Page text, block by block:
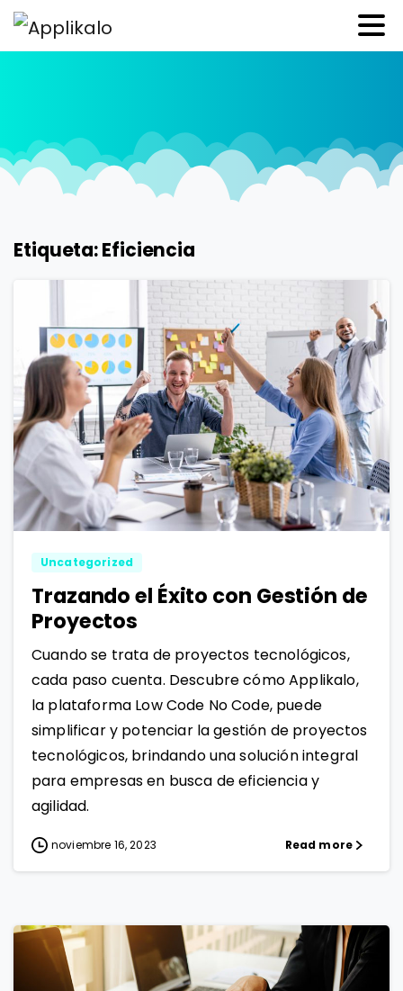
Etiqueta:Eficiencia
0
Uncategorized
Trazando el Éxito con Gestión de
Proyectos
Cuando se trata de proyectos tecnológicos,
cada paso cuenta. Descubre cómo Applikalo,
la plataforma Low Code No Code, puede
simplificar y potenciar la gestión de proyectos
tecnológicos, brindando una solución integral
para empresas en busca de eficiencia y
agilidad.
noviembre 16, 2023 Read more